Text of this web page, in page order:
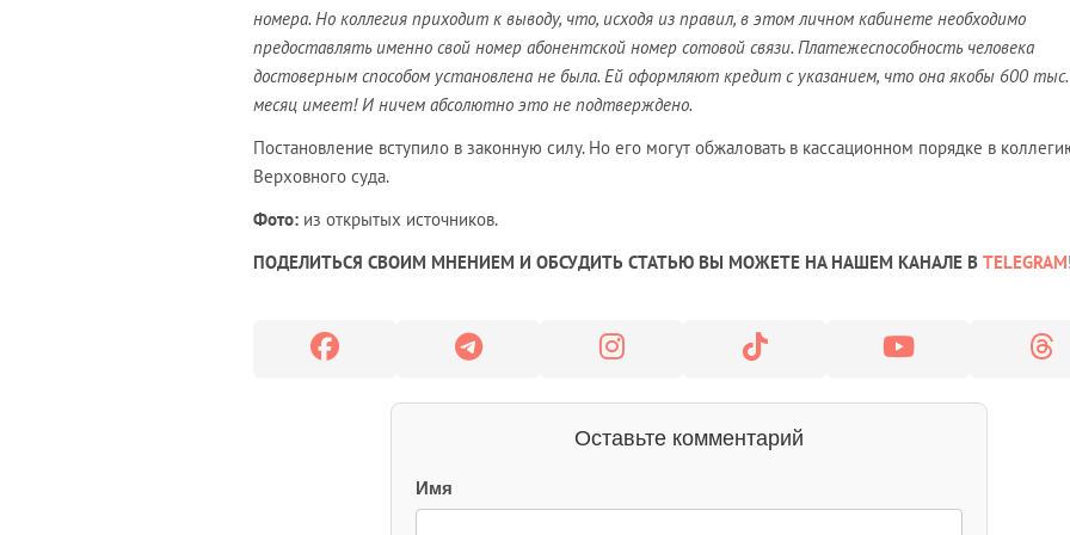
номера. Но коллегия приходит к выводу, что, исходя из правил, в этом личном кабинете необходимо
предоставлять именно свой номер абонентской номер сотовой связи. Платежеспособность человека
достоверным способом установлена не была. Ей оформляют кредит с указанием, что она якобы 600
месяц имеет! И ничем абсолютно это не подтверждено.
Постановление вступило в законную силу. Но его могут обжаловать в кассационном порядке в
Верховного суда.
Фото: из открытых источников.
ПОДЕЛИТЬСЯ СВОИМ МНЕНИЕМ И ОБСУДИТЬ СТАТЬЮ ВЫ МОЖЕТЕ НА НАШЕМ КАНАЛЕ В TELEGRAM
Оставьте комментарий
Имя